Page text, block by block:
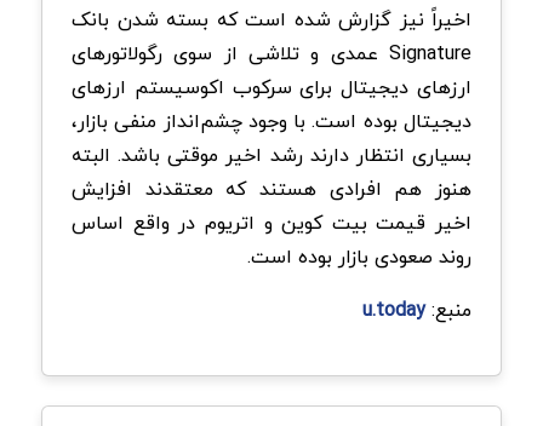
اخیراً نیز گزارش شده است که بسته شدن بانک
Signature عمدی و تلاشی از سوی رگولاتورهای
ارزهای دیجیتال برای سرکوب اکوسیستم ارزهای
دیجیتال بوده است. با وجود چشم‌انداز منفی بازار،
بسیاری انتظار دارند رشد اخیر موقتی باشد. البته
هنوز هم افرادی هستند که معتقدند افزایش
اخیر قیمت بیت کوین و اتریوم در واقع اساس
روند صعودی بازار بوده است.
منبع:u.today